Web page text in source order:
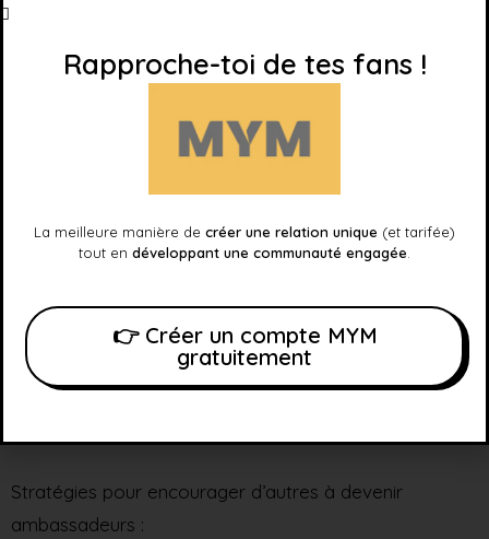
Cela signifie 100 euros de revenus passifs pour toi
Partage ton lien d’ambassadeur sur les réseaux
Organise des webinaires ou des rencontres pour
expliquer les avantages de MYM.
Montre des études de cas de réussite sur la
Stratégies pour encourager d’autres à devenir
ambassadeurs :
Rapproche-toi de tes fans !
La meilleure manière de créer une relation unique (et tarifée)
tout en développant une communauté engagée
👉 Créer un compte MYM
gratuitement